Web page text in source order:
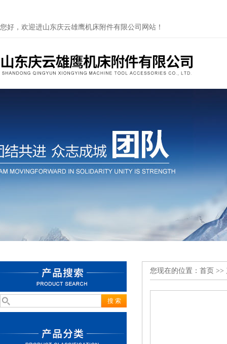
您好，欢迎进山东庆云雄鹰机床附件有限公司网站！
您现在的位置： 首页 >>